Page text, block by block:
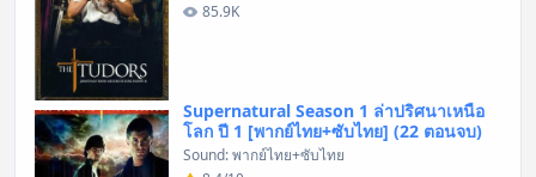
85.9K
Supernatural Season 1 ล่าปริศนาเหนือ
โลก ปี 1 [พากย์ไทย+ซับไทย] (22 ตอนจบ)
Sound: พากย์ไทย+ซับไทย